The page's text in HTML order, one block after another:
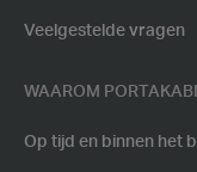
Veelgestelde vragen
WAAROM
Op tijd en binnen het